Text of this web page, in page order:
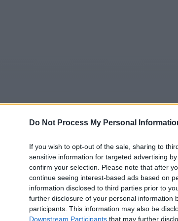
Do Not Process My Personal
If you wish to opt-out of the sale, sharing to
sensitive information for targeted advertising
confirm your selection. Please note that after
continue seeing interest-based ads based on
information disclosed to third parties prior to
further disclosure of your personal information
participants. This information may also be
Downstream Participants that may further
Jetzt 20:15 Tipps Sender
Gestern Heute Fr Sa So Mo
#ehrensache - die DLRG-Jugend -